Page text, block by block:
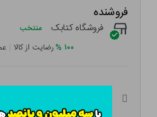
فروشنده
فروشگاه کتابک منتخب
۱۰۰ %رضایت از کالا |